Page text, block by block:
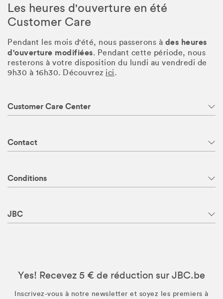
Les heures d'ouverture en été
Customer Care
Pendant les mois d'été, nous passerons à des heures
d'ouverture modifiées. Pendant cette période, nous
resterons à votre disposition du lundi au vendredi de
9h30 à 16h30. Découvrez ici.
Customer Care Center
Contact
Conditions
JBC
Yes! Recevez 5 € de réduction sur JBC.be
Inscrivez-vous à notre newsletter et soyez les premiers à